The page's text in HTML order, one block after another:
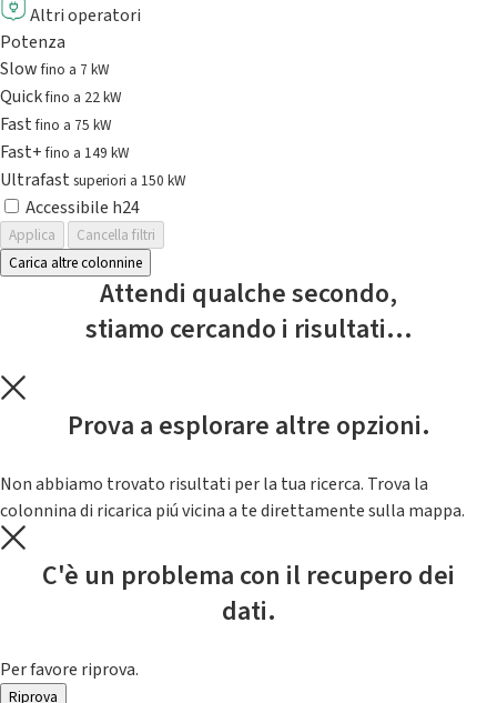
Altri operatori
Potenza
Slowfino a 7 kW
Quickfino a 22 kW
Fastfino a 75 kW
Fast+fino a 149 kW
Ultrafast superiori a 150 kW
Accessibile h24
Applica
Cancella filtri
Carica altre colonnine
Attendi qualche secondo,
stiamo cercando i risultati...
Prova a esplorare altre opzioni.
Non abbiamo trovato risultati per la tua ricerca. Trova la
colonnina di ricarica piú vicina a te direttamente sulla mappa.
C'è un problema con il recupero dei
dati.
Per favore riprova.
Riprova